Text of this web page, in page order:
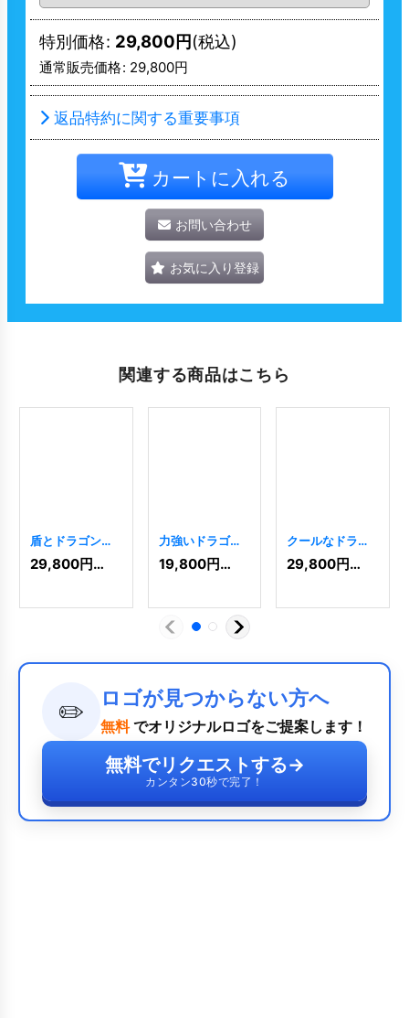
特別価格: 29,800円(税込)
通常販売価格: 29,800円
返品特約に関する重要事項
カートに入れる
お問い合わせ
お気に入り登録
関連する商品はこちら
盾とドラゴンの
ロゴ[6383
29,800円(税込)
力強いドラゴン
のロゴ [7170
19,800円(税込)
クールなドラゴ
ンのロゴ[6395
29,800円(税込)
✏️ ロゴが見つからない方へ
無料 でオリジナルロゴをご提案します！
無料でリクエストする→
カンタン30秒で完了！